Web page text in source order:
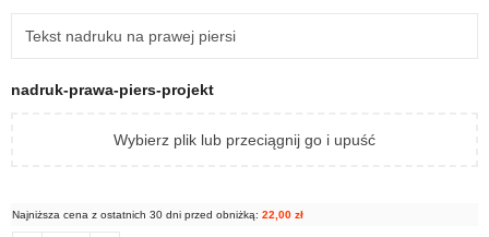
nadruk-prawa-piers-projekt
Wybierz plik lub przeciągnij go i upuść
Najniższa cena z ostatnich 30 dni przed obniżką: 22,00 zł